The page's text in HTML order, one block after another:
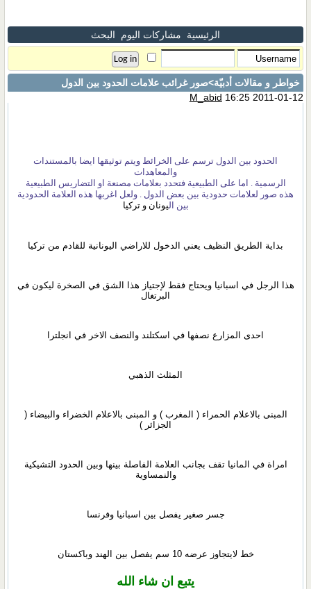
الرئيسية مشاركات اليوم البحث
خواطر و مقالات أدبيّة>صور غرائب علامات الحدود بين الدول‏
M_abid 16:25 2011-01-12
الحدود بين الدول ترسم على الخرائط ويتم توثيقها ايضا بالمستندات
والمعاهدات
الرسمية . اما على الطبيعية فتحدد بعلامات مصنعة او التضاريس الطبيعية
هذه صور لعلامات حدودية بين بعض الدول . ولعل اغربها هذه العلامة الحدودية
بين اليونان و تركيا
بداية الطريق النظيف يعني الدخول للاراضي اليونانية للقادم من تركيا
هذا الرجل في اسبانيا ويحتاج فقط لإجتياز هذا الشق في الصخرة ليكون في
البرتغال
احدى المزارع نصفها في اسكتلند والنصف الاخر في انجلترا
المثلث الذهبي
المبنى بالاعلام الحمراء ( المغرب ) و المبنى بالاعلام الخضراء والبيضاء (
الجزائر )
امراة في المانيا تقف بجانب العلامة الفاصلة بينها وبين الحدود التشيكية
والنمساوية
جسر صغير يفصل بين اسبانيا وفرنسا
خط لايتجاوز عرضه 10 سم يفصل بين الهند وباكستان
يتبع ان شاء الله